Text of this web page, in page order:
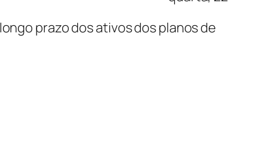
prazo dos ativos dos planos de